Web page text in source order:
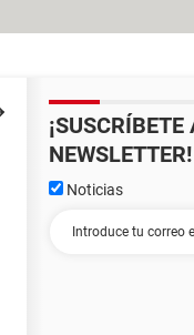
NEWSLETTER!
Noticias